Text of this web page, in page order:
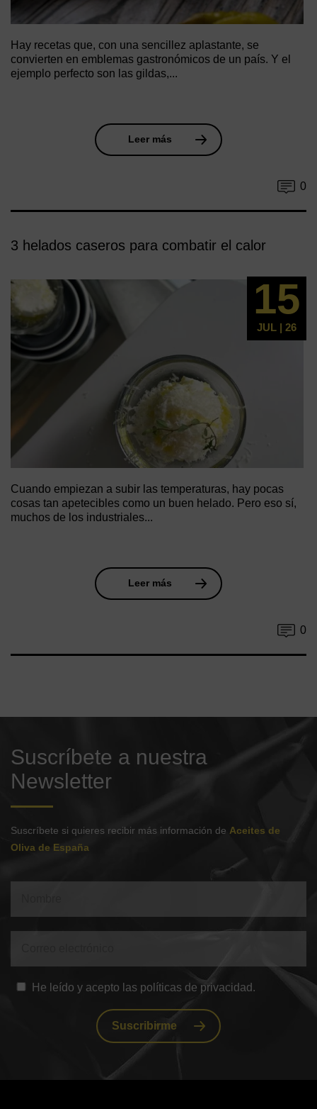
Hay recetas que, con una sencillez aplastante, se
convierten en emblemas gastronómicos de un país. Y el
ejemplo perfecto son las gildas,...
Leer más
0
3 helados caseros para combatir el calor
15
JUL | 26
Cuando empiezan a subir las temperaturas, hay pocas
cosas tan apetecibles como un buen helado. Pero eso sí,
muchos de los industriales...
Leer más
0
He leído y acepto las políticas de privacidad.
Suscribirme
Suscríbete a nuestra
Newsletter
Suscríbete si quieres recibir más información de Aceites de
Oliva de España